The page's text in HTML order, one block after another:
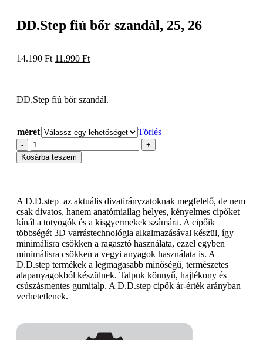
DD.Step fiú bőr szandál, 25, 26
14.190Ft 11.990 Ft
DD.Step fiú bőr szandál.
méret Törlés
-
+
Kosárba teszem
A D.D.step az aktuális divatirányzatoknak megfelelő, de nem
csak divatos, hanem anatómiailag helyes, kényelmes cipőket
kínál a totyogók és a kisgyermekek számára. A cipőik
többségét 3D varrástechnológia alkalmazásával készül, így
minimálisra csökken a ragasztó használata, ezzel egyben
minimálisra csökken a vegyi anyagok használata is. A
D.D.step termékek a legmagasabb minőségű, természetes
alapanyagokból készülnek. Talpuk könnyű, hajlékony és
csúszásmentes gumitalp. A D.D.step cipők ár-érték arányban
verhetetlenek.